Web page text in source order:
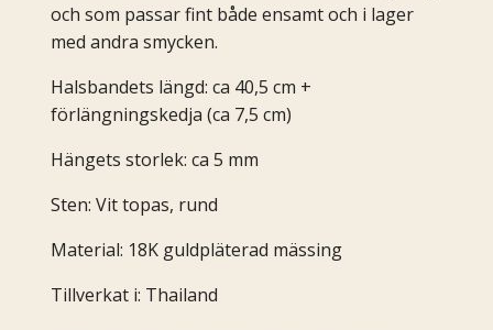
och som passar fint både ensamt och i lager
med andra smycken.
Halsbandets längd: ca 40,5 cm +
förlängningskedja (ca 7,5 cm)
Hängets storlek: ca 5 mm
Sten: Vit topas, rund
Material: 18K guldpläterad mässing
Tillverkat i: Thailand